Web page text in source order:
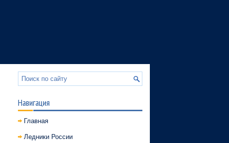
Навигация
Главная
Ледники России